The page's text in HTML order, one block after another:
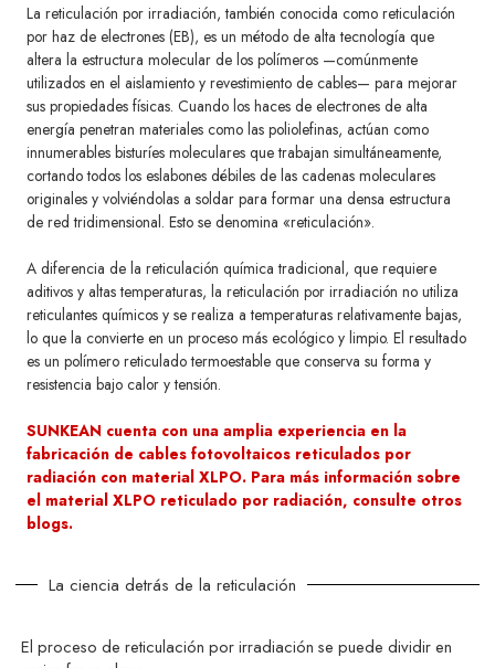
La reticulación por irradiación, también conocida como reticulación
por haz de electrones (EB), es un método de alta tecnología que
altera la estructura molecular de los polímeros —comúnmente
utilizados en el aislamiento y revestimiento de cables— para mejorar
sus propiedades físicas. Cuando los haces de electrones de alta
energía penetran materiales como las poliolefinas, actúan como
innumerables bisturíes moleculares que trabajan simultáneamente,
cortando todos los eslabones débiles de las cadenas moleculares
originales y volviéndolas a soldar para formar una densa estructura
de red tridimensional. Esto se denomina «reticulación».
A diferencia de la reticulación química tradicional, que requiere
aditivos y altas temperaturas, la reticulación por irradiación no utiliza
reticulantes químicos y se realiza a temperaturas relativamente bajas,
lo que la convierte en un proceso más ecológico y limpio. El resultado
es un polímero reticulado termoestable que conserva su forma y
resistencia bajo calor y tensión.
SUNKEAN cuenta con una amplia experiencia en la
fabricación de cables fotovoltaicos reticulados por
radiación con material XLPO. Para más información sobre
el material XLPO reticulado por radiación, consulte otros
blogs.
La ciencia detrás de la reticulación
El proceso de reticulación por irradiación se puede dividir en